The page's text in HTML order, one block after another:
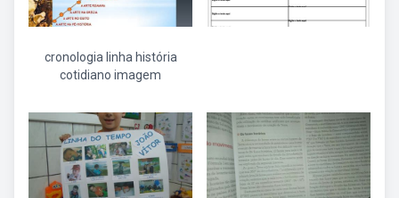
cronologia linha história
cotidiano imagem